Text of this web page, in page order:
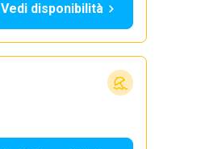
Vedi disponibilità